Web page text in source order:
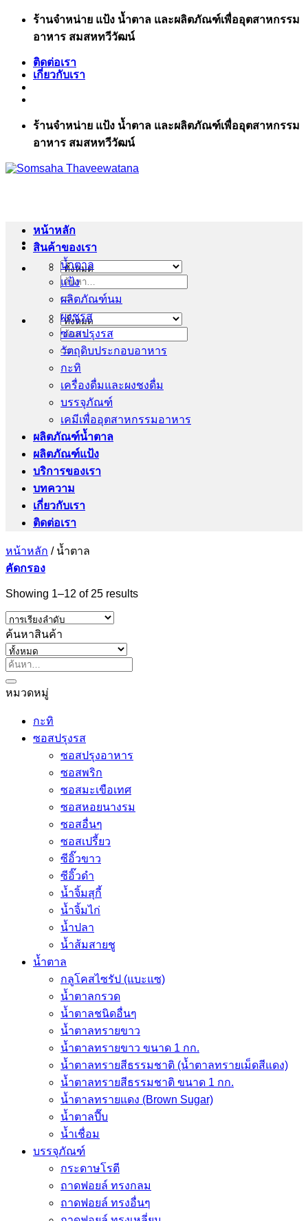
ข้าม
เนื้อหา
ร้านจำหน่าย แป้ง น้ำตาล และผลิตภัณฑ์เพื่ออุตสาหกรรม
อาหาร สมสหทวีวัฒน์
ติดต่อเรา
เกี่ยวกับเรา
ร้านจำหน่าย แป้ง น้ำตาล และผลิตภัณฑ์เพื่ออุตสาหกรรม
อาหาร สมสหทวีวัฒน์
ค้นหา:
ค้นหา:
หน้าหลัก
สินค้าของเรา
น้ำตาล
แป้ง
ผลิตภัณฑ์นม
ผงชูรส
ซอสปรุงรส
วัตถุดิบประกอบอาหาร
กะทิ
เครื่องดื่มและผงชงดื่ม
บรรจุภัณฑ์
เคมีเพื่ออุตสาหกรรมอาหาร
ผลิตภัณฑ์น้ำตาล
ผลิตภัณฑ์แป้ง
บริการของเรา
บทความ
เกี่ยวกับเรา
ติดต่อเรา
หน้าหลัก /น้ำตาล
คัดกรอง
Showing 1–12 of 25 results
ค้นหาสินค้า
ค้นหา:
หมวดหมู่
กะทิ
ซอสปรุงรส
ซอสปรุงอาหาร
ซอสพริก
ซอสมะเขือเทศ
ซอสหอยนางรม
ซอสอื่นๆ
ซอสเปรี้ยว
ซีอิ๊วขาว
ซีอิ๊วดำ
น้ำจิ้มสุกี้
น้ำจิ้มไก่
น้ำปลา
น้ำส้มสายชู
น้ำตาล
กลูโคสไซรัป (แบะแซ)
น้ำตาลกรวด
น้ำตาลชนิดอื่นๆ
น้ำตาลทรายขาว
น้ำตาลทรายขาว ขนาด 1 กก.
น้ำตาลทรายสีธรรมชาติ (น้ำตาลทรายเม็ดสีแดง)
น้ำตาลทรายสีธรรมชาติ ขนาด 1 กก.
น้ำตาลทรายแดง (Brown Sugar)
น้ำตาลปี๊บ
น้ำเชื่อม
บรรจุภัณฑ์
กระดาษโรตี
ถาดฟอยล์ ทรงกลม
ถาดฟอยล์ ทรงอื่นๆ